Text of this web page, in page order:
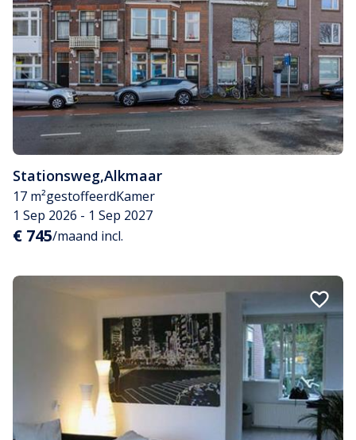
Stationsweg,Alkmaar
17 m²gestoffeerdKamer
1 Sep 2026 - 1 Sep 2027
€ 745/maand incl.